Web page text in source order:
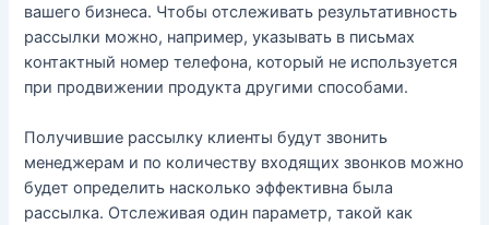
вашего бизнеса. Чтобы отслеживать результативность
рассылки можно, например, указывать в письмах
контактный номер телефона, который не используется
при продвижении продукта другими способами.
Получившие рассылку клиенты будут звонить
менеджерам и по количеству входящих звонков можно
будет определить насколько эффективна была
рассылка. Отслеживая один параметр, такой как